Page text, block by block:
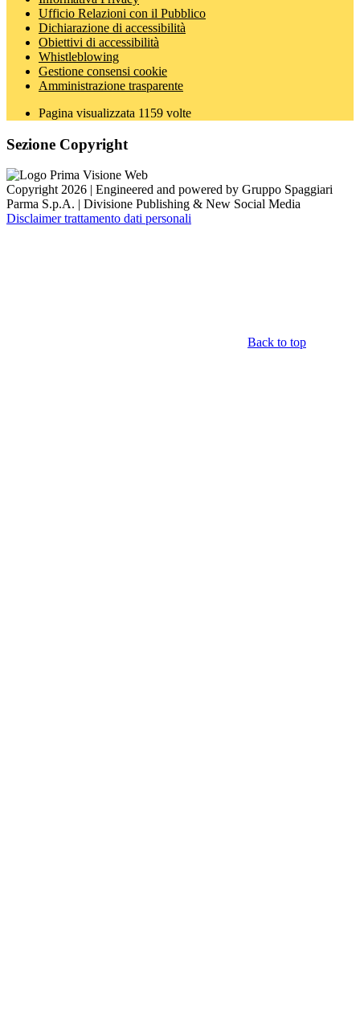
Ufficio Relazioni con il Pubblico
Dichiarazione di accessibilità
Obiettivi di accessibilità
Whistleblowing
Gestione consensi cookie
Amministrazione trasparente
Pagina visualizzata 1159 volte
Sezione Copyright
Copyright 2026 | Engineered and powered by Gruppo Spaggiari
Parma S.p.A. | Divisione Publishing & New Social Media
Disclaimer trattamento dati personali
Back to top